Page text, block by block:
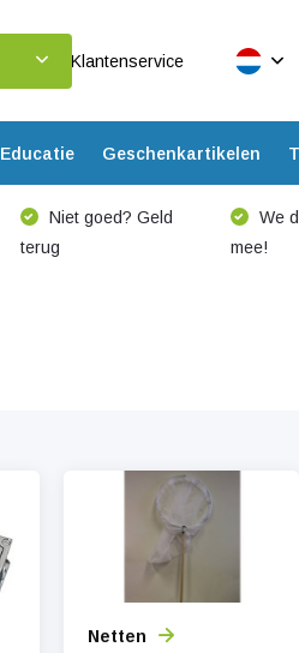
Klantenservice
Educatie Geschenkartikelen
Niet goed? Geld
terug
We
mee!
Netten